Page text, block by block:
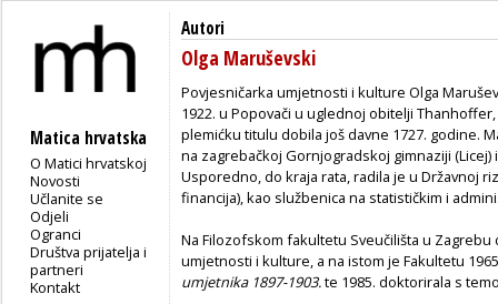
Matica hrvatska
O Matici hrvatskoj
Novosti
Učlanite se
Odjeli
Ogranci
Društva prijatelja i
partneri
Kontakt
Autori
Olga Maruševski
Povjesničarka umjetnosti i kulture Olga
1922. u Popovači u uglednoj obitelji
plemićku titulu dobila još davne 1727. godine.
na zagrebačkoj Gornjogradskoj gimnaziji
Usporedno, do kraja rata, radila je u Državnoj
financija), kao službenica na statističkim i
Na Filozofskom fakultetu Sveučilišta u
umjetnosti i kulture, a na istom je Fakultetu
umjetnika 1897-1903.te 1985. doktorirala s